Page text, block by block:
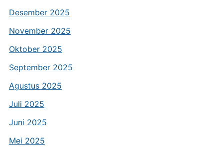
Desember 2025
November 2025
Oktober 2025
September 2025
Agustus 2025
Juli 2025
Juni 2025
Mei 2025